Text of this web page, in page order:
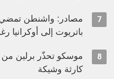
7
مصادر: واشنطن تمضي
باتريوت إلى
8
موسكو تحذّر برلين من
كارثة وشيكة